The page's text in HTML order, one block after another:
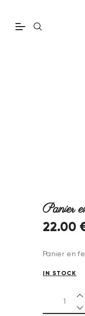
Panier
22.00
Panier en
IN STOCK